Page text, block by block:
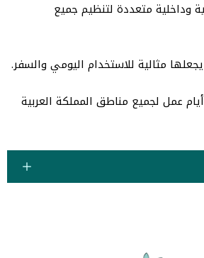
وداخلية متعددة لتنظيم جميع
مثالية للاستخدام اليومي والسفر.
يصلك الطلب خلال 2-5 أيام عمل لجميع مناطق المملكة العربية